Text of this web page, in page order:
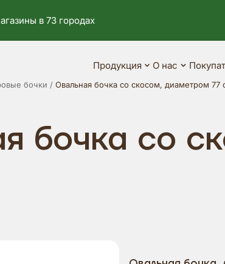
в 73 городах
Продукция О нас
бочки Овальная бочка со скосом, диаметром 77
бочка со